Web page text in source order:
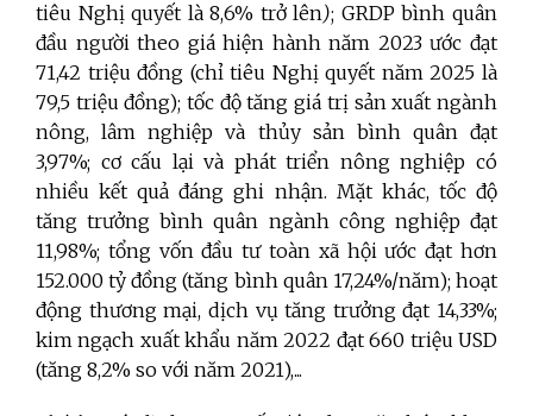
tiêu Nghị quyết là 8,6% trở lên); GRDP bình quân
đầu người theo giá hiện hành năm 2023 ước đạt
71,42 triệu đồng (chỉ tiêu Nghị quyết năm 2025 là
79,5 triệu đồng); tốc độ tăng giá trị sản xuất ngành
nông, lâm nghiệp và thủy sản bình quân đạt
3,97%; cơ cấu lại và phát triển nông nghiệp có
nhiều kết quả đáng ghi nhận. Mặt khác, tốc độ
tăng trưởng bình quân ngành công nghiệp đạt
11,98%; tổng vốn đầu tư toàn xã hội ước đạt hơn
152.000 tỷ đồng (tăng bình quân 17,24%/năm); hoạt
động thương mại, dịch vụ tăng trưởng đạt 14,33%;
kim ngạch xuất khẩu năm 2022 đạt 660 triệu USD
(tăng 8,2% so với năm 2021),...